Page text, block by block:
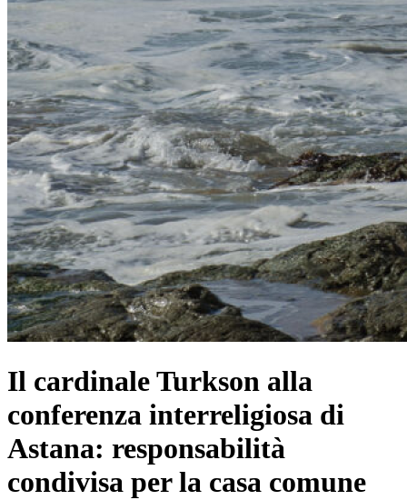
​Il cardinale Turkson alla
conferenza interreligiosa di
Astana: responsabilità
condivisa per la casa comune